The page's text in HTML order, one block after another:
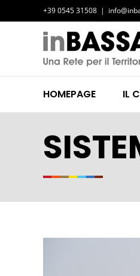
al
contenuto
+39 0545 31508 |
HOMEPAGE IL